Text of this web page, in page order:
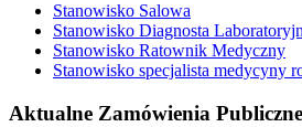
Stanowisko Salowa
Stanowisko Diagnosta
Stanowisko Ratownik Medyczny
Stanowisko specjalista medycyny
Aktualne Zamówienia Publiczne